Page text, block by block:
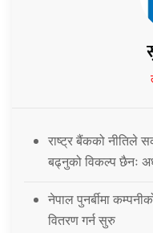
राष्ट्र बैंकको नीतिले
बढ्नुको विकल्प छैनः
नेपाल पुनर्बीमा
वितरण गर्न सुरु